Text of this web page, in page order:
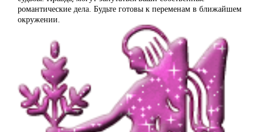
романтические дела. Будьте готовы к переменам в ближайшем
окружении.